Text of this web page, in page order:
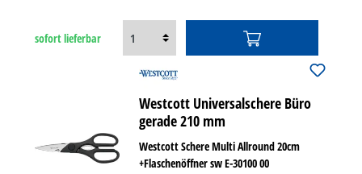
sofort lieferbar
Westcott Universalschere Büro
gerade 210 mm
Westcott Schere Multi Allround 20cm
+Flaschenöffner sw E-30100 00